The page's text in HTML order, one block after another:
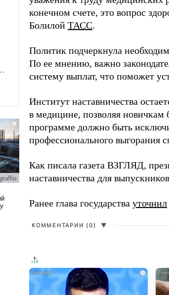
конечном счете, это вопрос
Болилой ТАСС.
Политик подчеркнула
По ее мнению, важно
систему выплат, что поможет
Институт наставничества
в медицине, позволяя новичкам
программе должно быть
профессионального выгорания
Как писала газета ВЗГЛЯД,
наставничества для
Ранее глава государства уточнил
КОММЕНТАРИИ (0) ▼
i